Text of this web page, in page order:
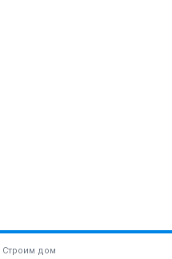
Строим дом